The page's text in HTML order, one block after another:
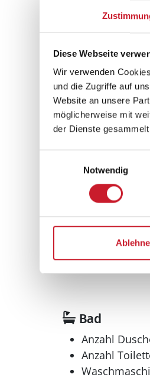
Diese Webseite
Wir verwenden
und die Zugriffe auf
Website an unsere
möglicherweise mit
der Dienste gesammelt
Notwendig
Baujahr: 1978
Haustiere:
Inkl.
Nichtraucher
Renovierung:
Wohnfläche:
Anzahl
140 x 200 cm
80 x 200 cm
Anzahl
Bad
Anzahl
Anzahl